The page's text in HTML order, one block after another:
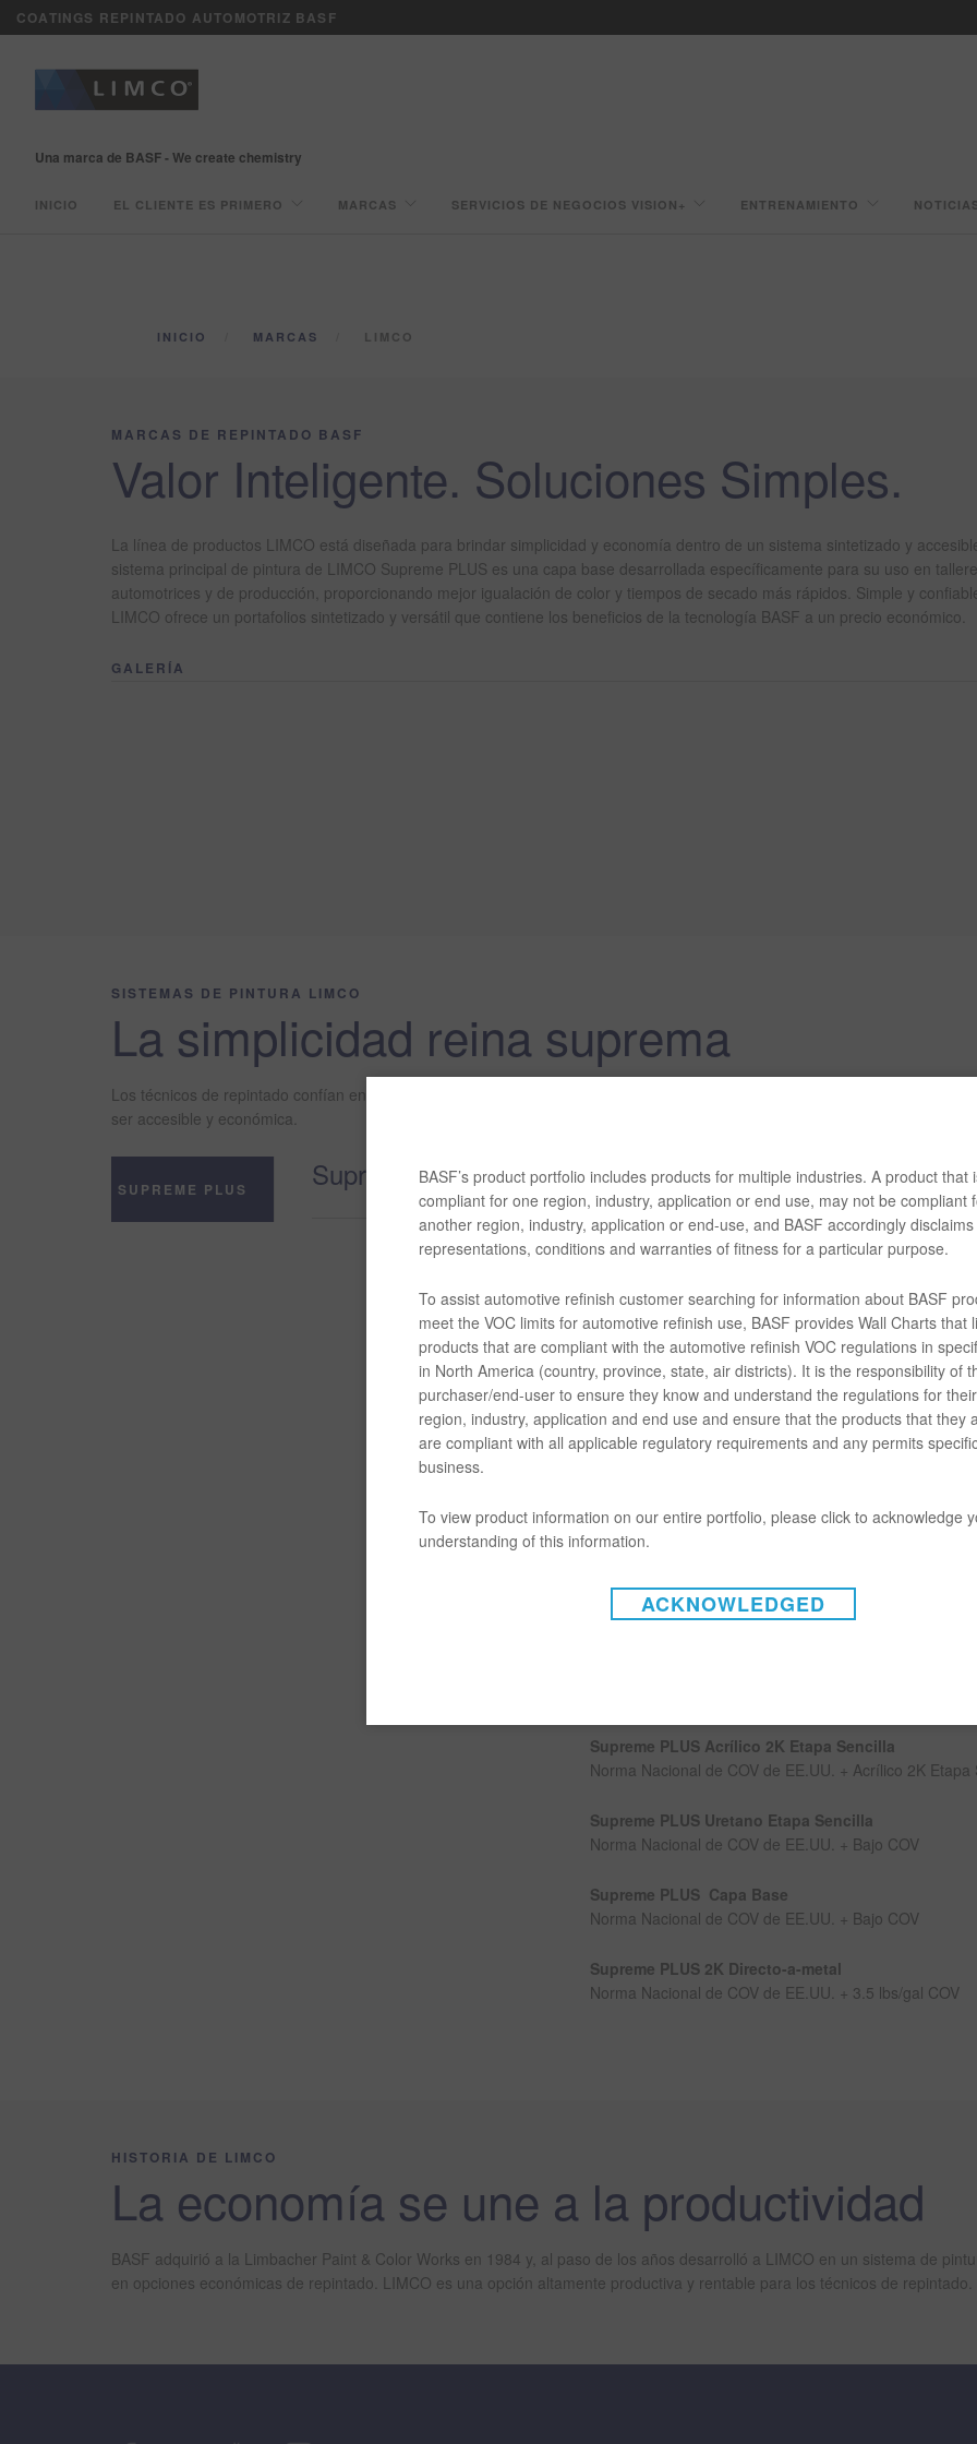
COATINGS REPINTADO AUTOMOTRIZ BASF
Una marca de BASF - We create chemistry
INICIO EL CLIENTE ES PRIMERO MARCAS SERVICIOS DE NEGOCIOS VISION+ ENTRENAMIENTO
INICIO MARCAS LIMCO
MARCAS DE REPINTADO BASF
Valor Inteligente. Soluciones Simples.
La línea de productos LIMCO está diseñada para brindar simplicidad y economía dentro de un sistema sintetizado y
sistema principal de pintura de LIMCO Supreme PLUS es una capa base desarrollada específicamente para su uso en
automotrices y de producción, proporcionando mejor igualación de color y tiempos de secado más rápidos. Simple y
LIMCO ofrece un portafolios sintetizado y versátil que contiene los beneficios de la tecnología BASF a un precio económico.
GALERÍA
SISTEMAS DE PINTURA LIMCO
La simplicidad reina suprema
Los técnicos de repintado confían en la línea de productos LIMCO para ayudarlos a seguir siendo productivos y rentables.
ser accesible y económica.
SUPREME PLUS Supreme PLUS
La capa base Supreme Plus fue desarrollada
ilumibases (mica concentrada y pigmentos aperlados),
secado y mezclado flexible, Limco Supreme Plus es
pintura más versátiles disponibles en el mercado hoy.
El sistema de tinta Limco Supreme Plus permite al
opción de crear cinco tipos diferentes de capa base y
sencilla con el mismo juego de tintas. Simplemente
mezclado brinda esta flexibilidad, permitiendo un uso
opciones de mezclado que cumplen con las normas de
Unidos y Canadá, Limco Supreme Plus no puede ser
OPCIONES DE MEZCLADO:
Supreme PLUS Acrílico 2K Etapa Sencilla
Norma Nacional de COV de EE.UU. + Acrílico 2K Etapa
Supreme PLUS Uretano Etapa Sencilla
Norma Nacional de COV de EE.UU. + Bajo COV
Supreme PLUS Capa Base
Norma Nacional de COV de EE.UU. + Bajo COV
Supreme PLUS 2K Directo-a-metal
Norma Nacional de COV de EE.UU. + 3.5 lbs/gal COV
HISTORIA DE LIMCO
La economía se une a la productividad
BASF adquirió a la Limbacher Paint & Color Works en 1984 y, al paso de los años desarrolló a LIMCO en un sistema de
en opciones económicas de repintado. LIMCO es una opción altamente productiva y rentable para los técnicos de repintado.
BASF’s product portfolio includes products for multiple industries. A product that
compliant for one region, industry, application or end use, may not be compliant
another region, industry, application or end-use, and BASF accordingly disclaims
representations, conditions and warranties of fitness for a particular purpose.
To assist automotive refinish customer searching for information about BASF
meet the VOC limits for automotive refinish use, BASF provides Wall Charts that
products that are compliant with the automotive refinish VOC regulations in
in North America (country, province, state, air districts). It is the responsibility of
purchaser/end-user to ensure they know and understand the regulations for
region, industry, application and end use and ensure that the products that they
are compliant with all applicable regulatory requirements and any permits
business.
To view product information on our entire portfolio, please click to acknowledge
understanding of this information.
ACKNOWLEDGED